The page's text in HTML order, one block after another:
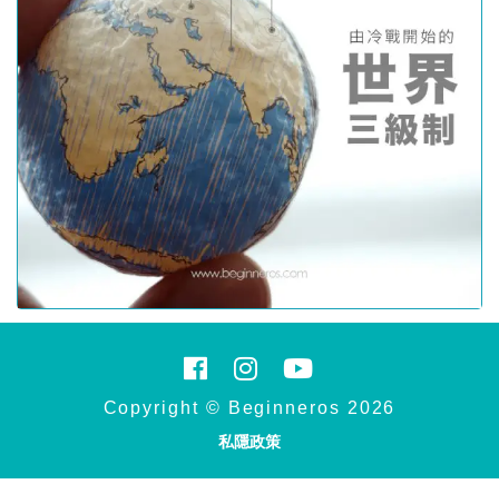
Copyright © Beginneros 2026
私隱政策